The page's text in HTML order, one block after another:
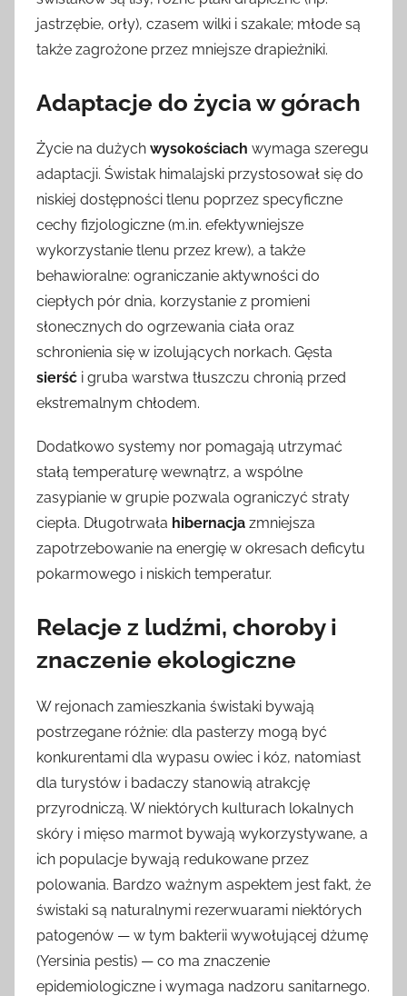
jastrzębie, orły), czasem wilki i szakale; młode są
także zagrożone przez mniejsze drapieżniki.
Adaptacje do życia w górach
Życie na dużych wysokościach wymaga szeregu
adaptacji. Świstak himalajski przystosował się do
niskiej dostępności tlenu poprzez specyficzne
cechy fizjologiczne (m.in. efektywniejsze
wykorzystanie tlenu przez krew), a także
behawioralne: ograniczanie aktywności do
ciepłych pór dnia, korzystanie z promieni
słonecznych do ogrzewania ciała oraz
schronienia się w izolujących norkach. Gęsta
sierść i gruba warstwa tłuszczu chronią przed
ekstremalnym chłodem.
Dodatkowo systemy nor pomagają utrzymać
stałą temperaturę wewnątrz, a wspólne
zasypianie w grupie pozwala ograniczyć straty
ciepła. Długotrwała hibernacja zmniejsza
zapotrzebowanie na energię w okresach deficytu
pokarmowego i niskich temperatur.
Relacje z ludźmi, choroby i
znaczenie ekologiczne
W rejonach zamieszkania świstaki bywają
postrzegane różnie: dla pasterzy mogą być
konkurentami dla wypasu owiec i kóz, natomiast
dla turystów i badaczy stanowią atrakcję
przyrodniczą. W niektórych kulturach lokalnych
skóry i mięso marmot bywają wykorzystywane, a
ich populacje bywają redukowane przez
polowania. Bardzo ważnym aspektem jest fakt, że
świstaki są naturalnymi rezerwuarami niektórych
patogenów — w tym bakterii wywołującej dżumę
(Yersinia pestis) — co ma znaczenie
epidemiologiczne i wymaga nadzoru sanitarnego.